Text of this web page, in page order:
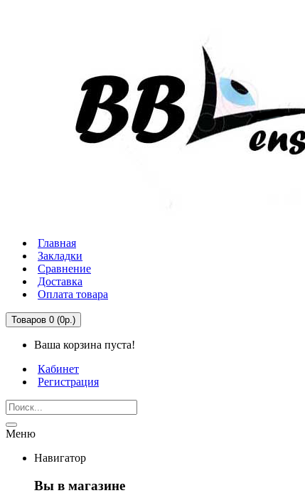
Главная
Закладки
Сравнение
Доставка
Оплата товара
Товаров 0 (0р.)
Ваша корзина пуста!
Кабинет
Регистрация
Меню
Навигатор
Вы в магазине